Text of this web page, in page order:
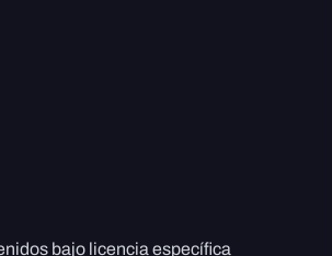
bajo licencia específica